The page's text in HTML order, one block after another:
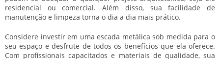
residencial ou comercial. Além disso, sua facilidade de
manutenção e limpeza torna o dia a dia mais prático.
Considere investir em uma escada metálica sob medida para o
seu espaço e desfrute de todos os benefícios que ela oferece.
Com profissionais capacitados e materiais de qualidade, sua